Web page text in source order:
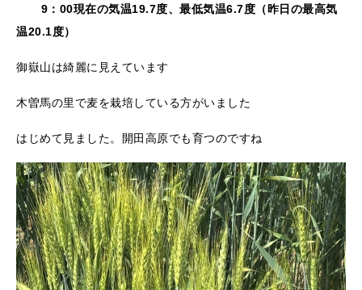
9：00現在の気温19.7度、最低気温6.7度（昨日の最高気
温20.1度）
御嶽山は綺麗に見えています
木曽馬の里で麦を栽培している方がいました
はじめて見ました。開田高原でも育つのですね